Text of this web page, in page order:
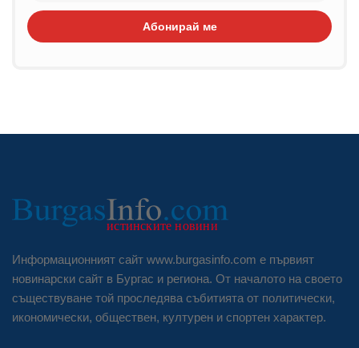
Абонирай ме
Информационният сайт www.burgasinfo.com е първият
новинарски сайт в Бургас и региона. От началото на своето
съществуване той проследява събитията от политически,
икономически, обществен, културен и спортен характер.